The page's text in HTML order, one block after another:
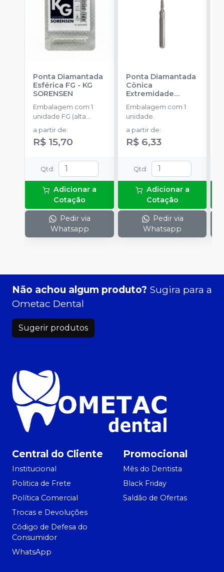
Ponta Diamantada
Esférica FG - KG
SORENSEN
Embalagem com 1
unidade FG (alta
rotação).
a partir de:
R$ 15,70
Qtd :
Adicionar a
Cotação
Pedir via
Whatsapp
Ponta Diamantada
Cônica
Extremidade
Arredondada FG
KG SORENSEN
Embalagem com 1
unidade.
a partir de:
R$ 6,33
Qtd :
Adicionar a
Cotação
Pedir via
Whatsapp
Não achou algum produto? Sugira para a
Ometac Dental
Sugerir produtos
Central do Cliente
Institucional
Politica de Frete
Política Comercial
Trocas e Devoluções
Código de Defesa do
Consumidor
WhatsApp
Promocional
Mês do Dentista
Black Friday
Saldão de Ofertas